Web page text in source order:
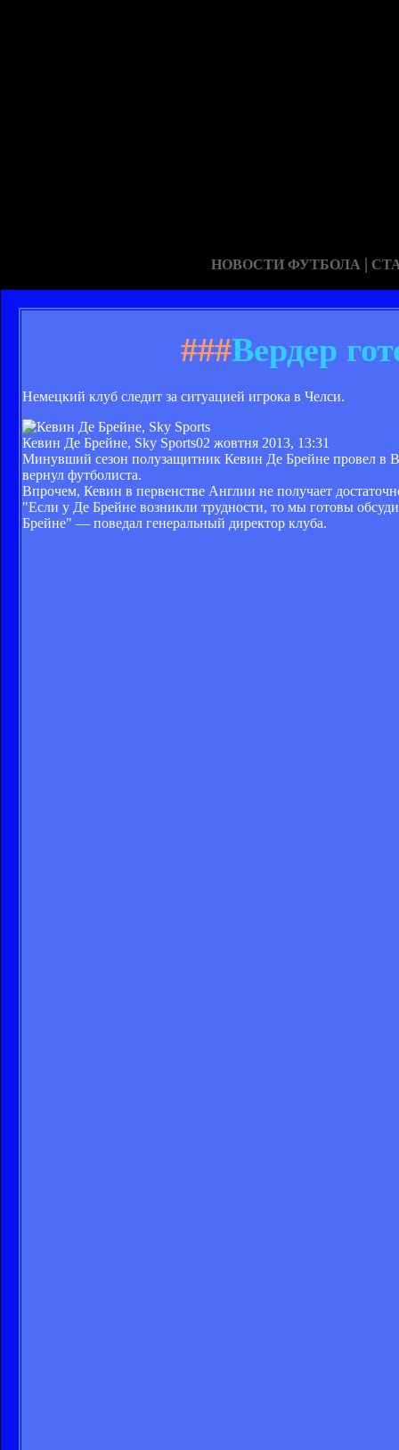
НОВОСТИ ФУТБОЛА |
###Вердер
Немецкий клуб следит за ситуацией игрока в Челси.
Кевин Де Брейне, Sky Sports02 жовтня 2013, 13:31
Минувший сезон полузащитник Кевин Де Брейне провел в
вернул футболиста.
Впрочем, Кевин в первенстве Англии не получает
"Если у Де Брейне возникли трудности, то мы готовы
Брейне" — поведал генеральный директор клуба.